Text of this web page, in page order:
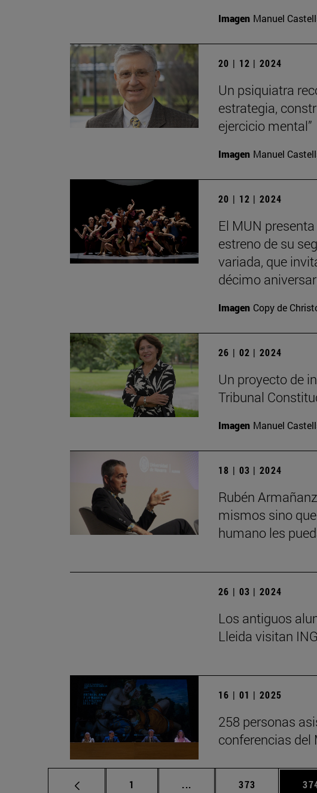
Imagen Manuel
20 | 12 | 2024
Un psiquiatra
estrategia,
ejercicio mental”
Imagen Manuel
20 | 12 | 2024
El MUN
estreno de su
variada, que
décimo
Imagen Copy de
26 | 02 | 2024
Un proyecto de
Tribunal
Imagen Manuel
18 | 03 | 2024
Rubén
mismos sino
humano les
26 | 03 | 2024
Los antiguos
Lleida visitan
16 | 01 | 2025
258 personas
conferencias del
Página
1 ... Páginas intermedias Use
Página
373